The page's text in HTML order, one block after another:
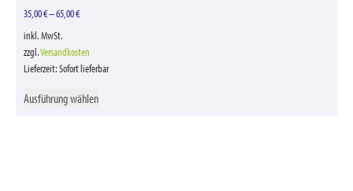
35,00€–65,00€
inkl. MwSt.
zzgl.Versandkosten
Lieferzeit:Sofort lieferbar
Ausführung wählen